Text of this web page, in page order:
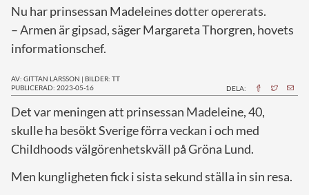
Nu har prinsessan Madeleines dotter opererats.
– Armen är gipsad, säger Margareta Thorgren, hovets
informationschef.
AV: GITTAN LARSSON | BILDER: TT
PUBLICERAD: 2023-05-16
DELA:
Det var meningen att prinsessan Madeleine, 40,
skulle ha besökt Sverige förra veckan i och med
Childhoods välgörenhetskväll på Gröna Lund.
Men kungligheten fick i sista sekund ställa in sin resa.